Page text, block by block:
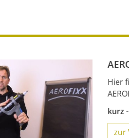
Hier
kurz
zur